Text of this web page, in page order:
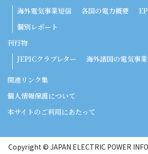
海外電気事業短信
各国の電力概要
個別レポート
刊行物
JEPICクラブレター
海外諸国の電気事業
関連リンク集
個人情報保護について
本サイトのご利用にあたって
Copyright © JAPAN ELECTRIC POWER